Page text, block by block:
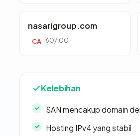
nasarigroup.com
CA 60/100
Kelebihan
SAN mencakup domain
Hosting IPv4 yang stabil